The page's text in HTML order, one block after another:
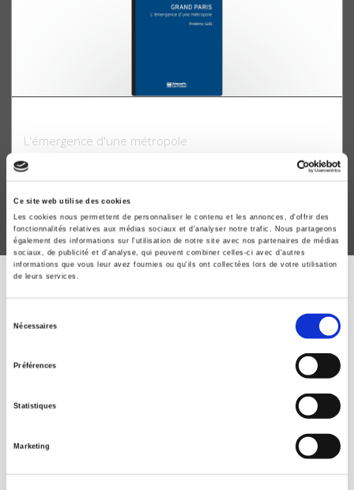
Ce site web utilise des cookies
Les cookies nous permettent de personnaliser le contenu et les annonces, d'offrir des
fonctionnalités relatives aux médias sociaux et d'analyser notre trafic. Nous partageons
également des informations sur l'utilisation de notre site avec nos partenaires de médias
sociaux, de publicité et d'analyse, qui peuvent combiner celles-ci avec d'autres
informations que vous leur avez fournies ou qu'ils ont collectées lors de votre utilisation
de leurs services.
Nécessaires
Préférences
Statistiques
Marketing
L'émergence d'une métropole
Frédéric Gilli
Paris, Metropolis
September 21st, 12:30PM to 2:30PM